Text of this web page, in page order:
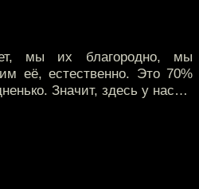
мы их благородно, мы
её, естественно. Это 70%
Значит, здесь у нас…